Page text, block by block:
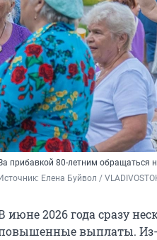
прибавкой 80-летним обращаться
Источник: Елена Буйвол /
июне 2026 года сразу
выплаты. Из-